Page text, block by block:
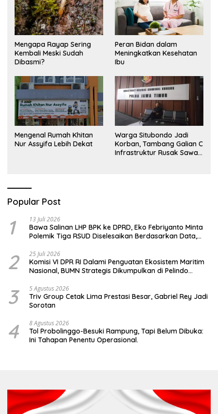
Mengapa Rayap Sering
Kembali Meski Sudah
Dibasmi?
Peran Bidan dalam
Meningkatkan Kesehatan
Ibu
Mengenal Rumah Khitan
Nur Assyifa Lebih Dekat
Warga Situbondo Jadi
Korban, Tambang Galian C
Infrastruktur Rusak Sawah
Popular Post
1 13 Juli 2026
Bawa Salinan LHP BPK ke DPRD, Eko Febriyanto Minta
Polemik Tiga RSUD Diselesaikan Berdasarkan Data,
2 25 Juli 2026
Komisi VI DPR RI Dalami Penguatan Ekosistem Maritim
Nasional, BUMN Strategis Dikumpulkan di Pelindo
3 5 Agustus 2026
Triv Group Cetak Lima Prestasi Besar, Gabriel Rey Jadi
Sorotan
4 8 Agustus 2026
Tol Probolinggo-Besuki Rampung, Tapi Belum Dibuka:
Ini Tahapan Penentu Operasional.